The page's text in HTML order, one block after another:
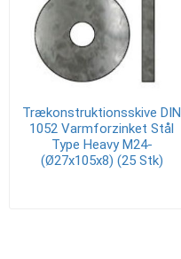
Trækonstruktionsskive DIN
1052 Varmforzinket Stål
Type Heavy M24-
(Ø27x105x8) (25 Stk)